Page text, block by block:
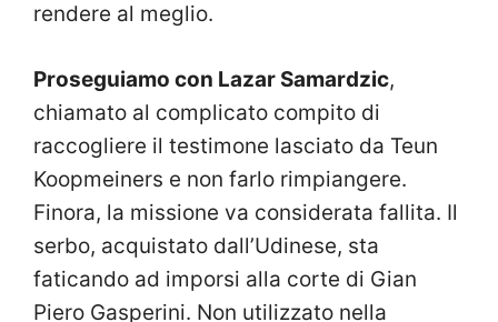
rendere al meglio.
Proseguiamo con Lazar Samardzic,
chiamato al complicato compito di
raccogliere il testimone lasciato da Teun
Koopmeiners e non farlo rimpiangere.
Finora, la missione va considerata fallita. Il
serbo, acquistato dall’Udinese, sta
faticando ad imporsi alla corte di Gian
Piero Gasperini. Non utilizzato nella